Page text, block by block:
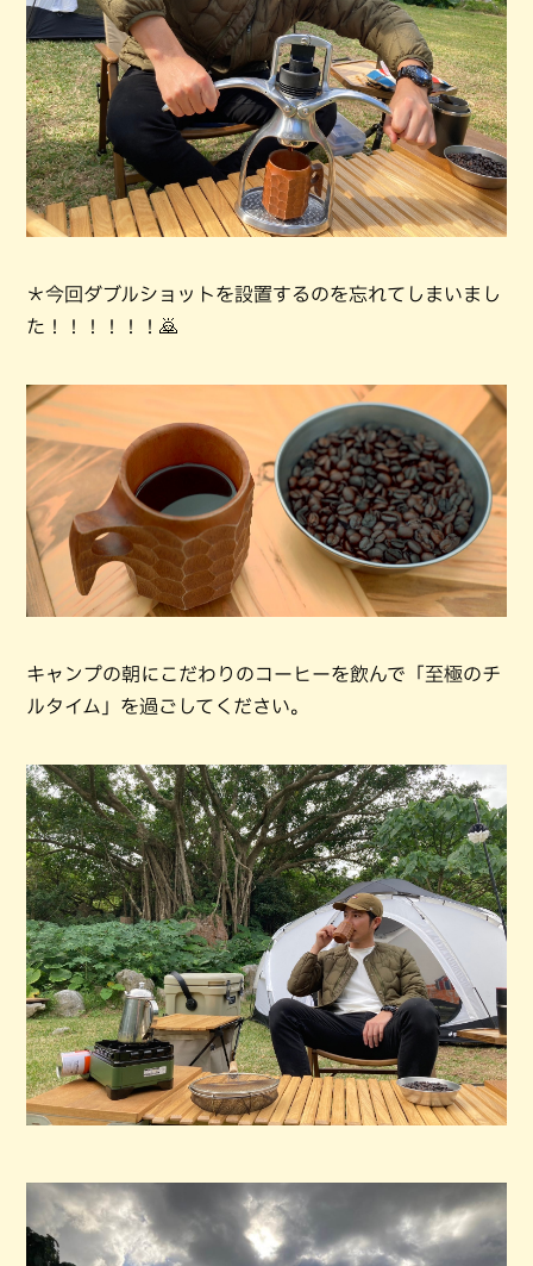
＊今回ダブルショットを設置するのを忘れてしまいまし
た！！！！！！🙇
キャンプの朝にこだわりのコーヒーを飲んで「至極のチ
ルタイム」を過ごしてください。